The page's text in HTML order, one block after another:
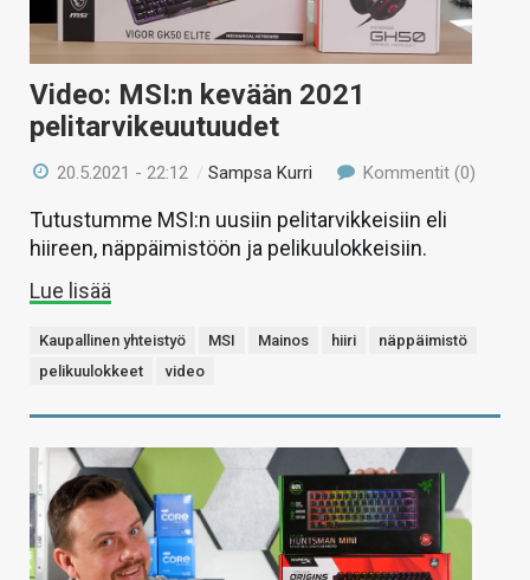
Video: MSI:n kevään 2021
pelitarvikeuutuudet
20.5.2021 - 22:12 /Sampsa Kurri Kommentit (0)
Tutustumme MSI:n uusiin pelitarvikkeisiin eli
hiireen, näppäimistöön ja pelikuulokkeisiin.
Lue lisää
Kaupallinen yhteistyö MSI Mainos hiiri
näppäimistö
pelikuulokkeet
video